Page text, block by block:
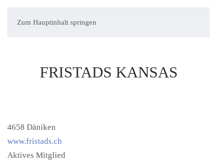
Zum Hauptinhalt springen
FRISTADS KANSAS
4658 Däniken
www.fristads.ch
Aktives Mitglied